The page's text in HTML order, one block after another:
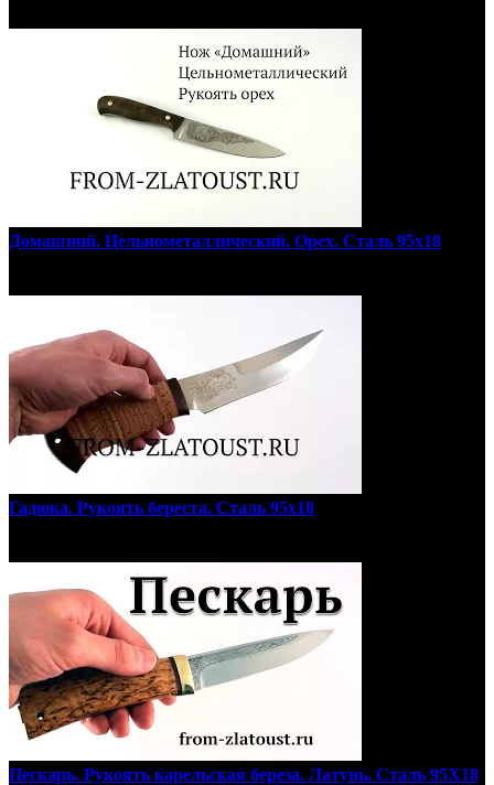
Домашний. Цельнометаллический. Орех. Сталь 95х18
Гадюка. Рукоять береста. Сталь 95х18
Пескарь. Рукоять карельская береза. Латунь. Сталь 95Х18